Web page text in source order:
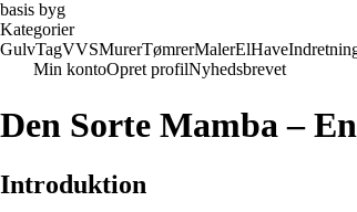
basis byg
Kategorier
GulvTagVVSMurerTømrerMalerElHave
Min kontoOpret profilNyhedsbrevet
Den Sorte Mamba –
Introduktion